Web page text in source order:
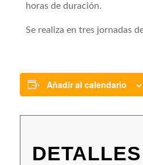
horas de duración.
Se realiza en tres jornadas
Añadir al calendario
DETALLES